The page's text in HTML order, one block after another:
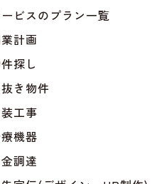
ビスのプラン一覧
計画
探し
き物件
工事
機器
調達